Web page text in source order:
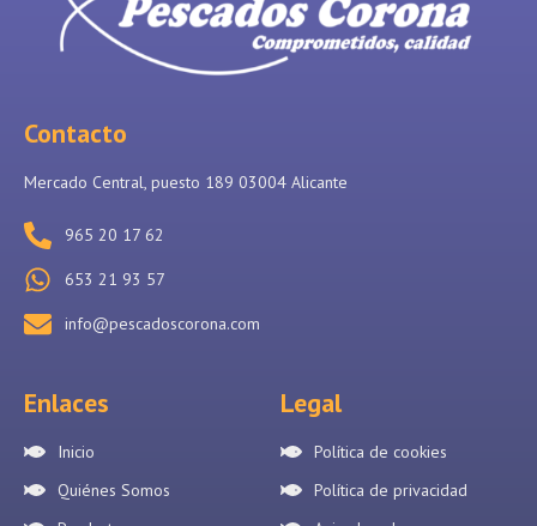
Contacto
Mercado Central, puesto 189 03004 Alicante
965 20 17 62
653 21 93 57
info@pescadoscorona.com
Enlaces
Inicio
Quiénes Somos
Legal
Política de cookies
Política de privacidad